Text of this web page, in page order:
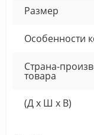
Размер
Особенности
Страна-
товара
(Д x Ш x В)